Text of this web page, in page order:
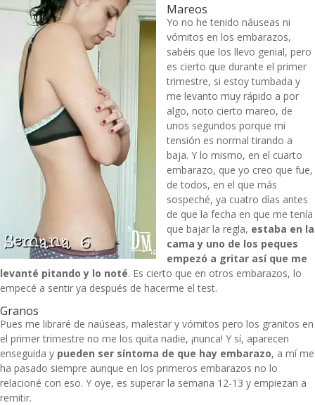
Mareos
Yo no he tenido náuseas ni
vómitos en los embarazos,
sabéis que los llevo genial, pero
es cierto que durante el primer
trimestre, si estoy tumbada y
me levanto muy rápido a por
algo, noto cierto mareo, de
unos segundos porque mi
tensión es normal tirando a
baja. Y lo mismo, en el cuarto
embarazo, que yo creo que fue,
de todos, en el que más
sospeché, ya cuatro días antes
de que la fecha en que me tenía
que bajar la regla, estaba en la
cama y uno de los peques
empezó a gritar así que me
levanté pitando y lo noté. Es cierto que en otros embarazos, lo
empecé a sentir ya después de hacerme el test.
Granos
Pues me libraré de naúseas, malestar y vómitos pero los granitos en
el primer trimestre no me los quita nadie, ¡nunca! Y sí, aparecen
enseguida y pueden ser síntoma de que hay embarazo, a mí me
ha pasado siempre aunque en los primeros embarazos no lo
relacioné con eso. Y oye, es superar la semana 12-13 y empiezan a
remitir.